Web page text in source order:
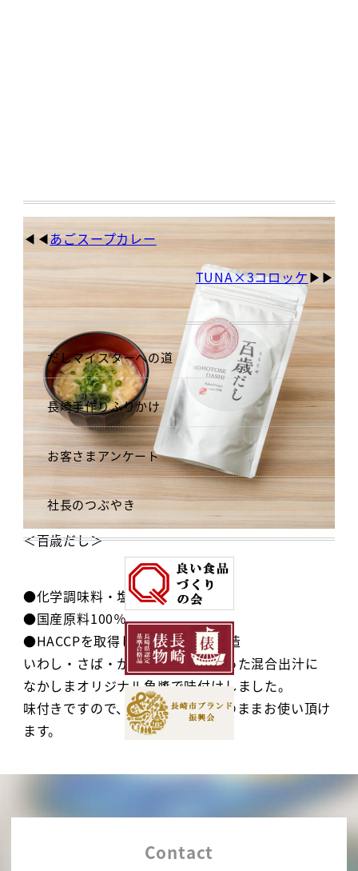
＜百歳だし＞
●化学調味料・塩 無添加
●国産原料100％
●HACCPを取得した自社工場で製造
いわし・さば・かつお・昆布が入った混合出汁に
なかしまオリジナル魚醬で味付けしました。
味付きですので、煮物などにはそのままお使い頂け
ます。
あごスープカレー
TUNA×3コロッケ
だしマイスターへの道
長崎手作りふりかけ
お客さまアンケート
社長のつぶやき
Contact